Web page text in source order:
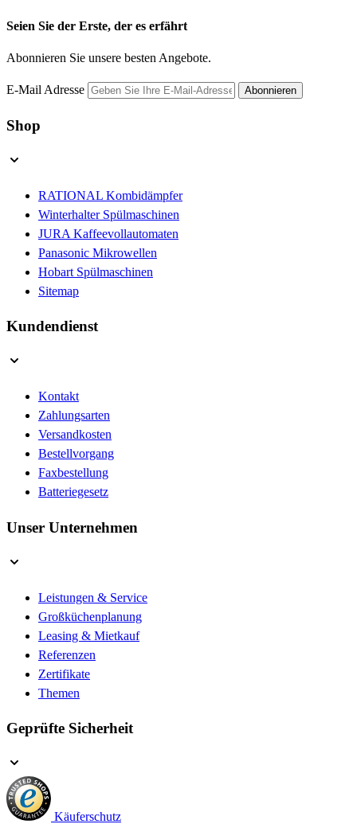
Seien Sie der Erste, der es erfährt
Abonnieren Sie unsere besten Angebote.
E-Mail Adresse Abonnieren
Shop
RATIONAL Kombidämpfer
Winterhalter Spülmaschinen
JURA Kaffeevollautomaten
Panasonic Mikrowellen
Hobart Spülmaschinen
Sitemap
Kundendienst
Kontakt
Zahlungsarten
Versandkosten
Bestellvorgang
Faxbestellung
Batteriegesetz
Unser Unternehmen
Leistungen & Service
Großküchenplanung
Leasing & Mietkauf
Referenzen
Zertifikate
Themen
Geprüfte Sicherheit
Käuferschutz